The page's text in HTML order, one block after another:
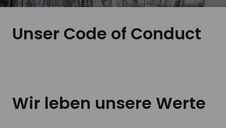
Unser Code of Conduct
Wir leben unsere Werte